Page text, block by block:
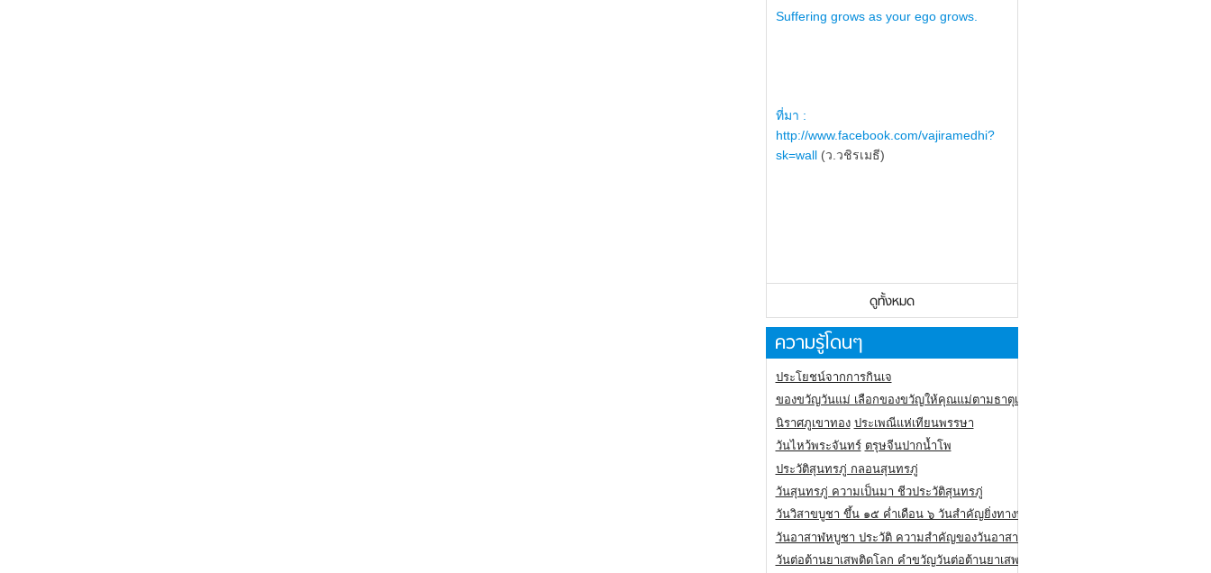
Suffering grows as your ego grows.
ที่มา :
http://www.facebook.com/vajiramedhi?
sk=wall (ว.วชิรเมธี)
ดูทั้งหมด
ความรู้โดนๆ
ประโยชน์จากการกินเจ
ของขวัญวันแม่ เลือกของขวัญให้คุณแม่ตามธาตุเกิด
นิราศภูเขาทอง ประเพณีแห่เทียนพรรษา
วันไหว้พระจันทร์ ตรุษจีนปากน้ำโพ
ประวัติสุนทรภู่ กลอนสุนทรภู่
วันสุนทรภู่ ความเป็นมา ชีวประวัติสุนทรภู่
วันวิสาขบูชา ขึ้น ๑๕ ค่ำเดือน ๖ วันสำคัญยิ่งทางพระพุทธศาสนา
วันอาสาฬหบูชา ประวัติ ความสําคัญของวันอาสาฬหบูชา
วันต่อต้านยาเสพติดโลก คำขวัญวันต่อต้านยาเสพติดสากล